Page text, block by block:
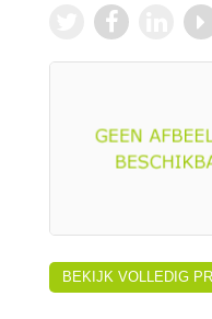
BEKIJK VOLLEDIG